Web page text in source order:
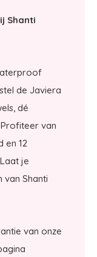
Shanti
de Javiera
dé
van
en 12
je
van Shanti
van onze